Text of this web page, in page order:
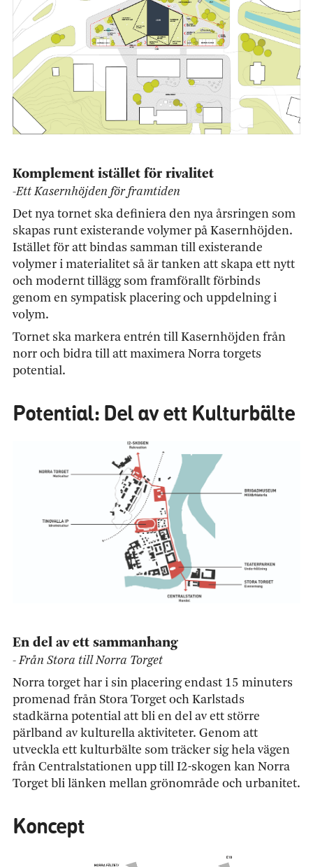
Komplement istället för rivalitet
-Ett Kasernhöjden för framtiden
Det nya tornet ska definiera den nya årsringen som
skapas runt existerande volymer på Kasernhöjden.
Istället för att bindas samman till existerande
volymer i materialitet så är tanken att skapa ett nytt
och modernt tillägg som framförallt förbinds
genom en sympatisk placering och uppdelning i
volym.
Tornet ska markera entrén till Kasernhöjden från
norr och bidra till att maximera Norra torgets
potential.
Potential: Del av ett Kulturbälte
En del av ett sammanhang
- Från Stora till Norra Torget
Norra torget har i sin placering endast 15 minuters
promenad från Stora Torget och Karlstads
stadkärna potential att bli en del av ett större
pärlband av kulturella aktiviteter. Genom att
utveckla ett kulturbälte som träcker sig hela vägen
från Centralstationen upp till I2-skogen kan Norra
Torget bli länken mellan grönområde och urbanitet.
Koncept